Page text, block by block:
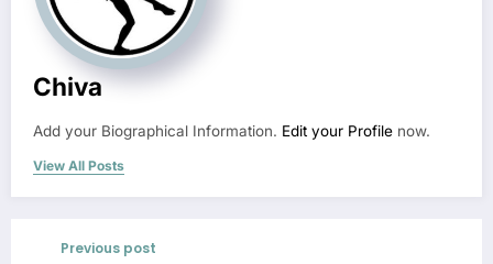
Chiva
Add your Biographical Information. Edit your Profile now.
View All Posts
Previous post